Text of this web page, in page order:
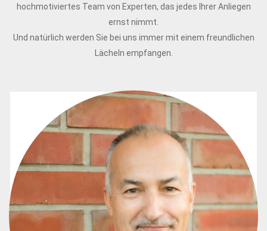
hochmotiviertes Team von Experten, das jedes Ihrer Anliegen
ernst nimmt.
Und natürlich werden Sie bei uns immer mit einem freundlichen
Lächeln empfangen.